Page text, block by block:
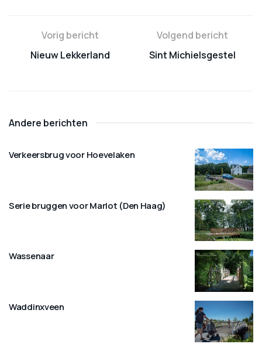
Vorig bericht
Nieuw Lekkerland
Volgend bericht
Sint Michielsgestel
Andere berichten
Verkeersbrug voor Hoevelaken
Serie bruggen voor Marlot (Den Haag)
Wassenaar
Waddinxveen